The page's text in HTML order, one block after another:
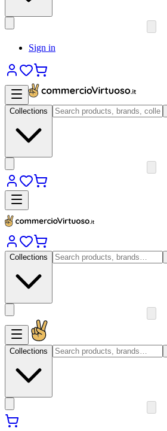
Sign in
Collections
Collections
Collections